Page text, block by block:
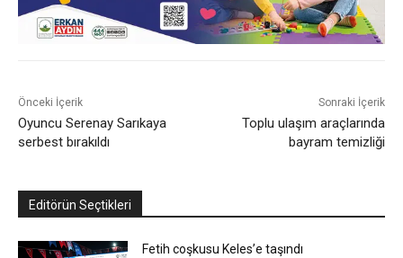
Önceki İçerik
Oyuncu Serenay Sarıkaya
serbest bırakıldı
Sonraki İçerik
Toplu ulaşım araçlarında
bayram temizliği
Editörün Seçtikleri
Fetih coşkusu Keles’e taşındı